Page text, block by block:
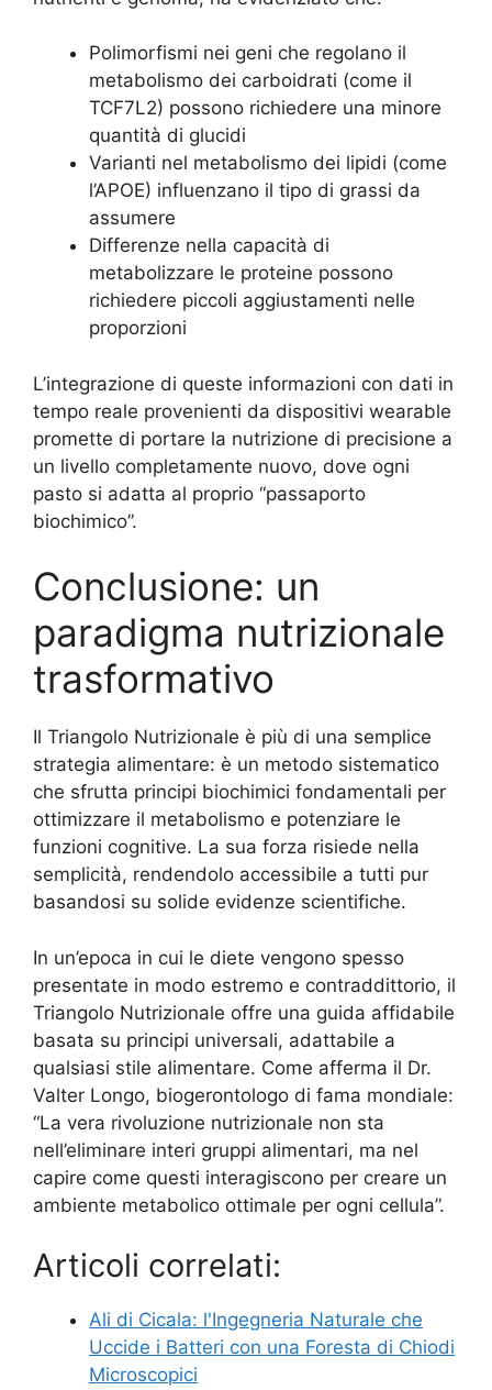
Polimorfismi nei geni che regolano il
metabolismo dei carboidrati (come il
TCF7L2) possono richiedere una minore
quantità di glucidi
Varianti nel metabolismo dei lipidi (come
l’APOE) influenzano il tipo di grassi da
assumere
Differenze nella capacità di
metabolizzare le proteine possono
richiedere piccoli aggiustamenti nelle
proporzioni
L’integrazione di queste informazioni con dati in
tempo reale provenienti da dispositivi wearable
promette di portare la nutrizione di precisione a
un livello completamente nuovo, dove ogni
pasto si adatta al proprio “passaporto
biochimico”.
Conclusione: un
paradigma nutrizionale
trasformativo
Il Triangolo Nutrizionale è più di una semplice
strategia alimentare: è un metodo sistematico
che sfrutta principi biochimici fondamentali per
ottimizzare il metabolismo e potenziare le
funzioni cognitive. La sua forza risiede nella
semplicità, rendendolo accessibile a tutti pur
basandosi su solide evidenze scientifiche.
In un’epoca in cui le diete vengono spesso
presentate in modo estremo e contraddittorio, il
Triangolo Nutrizionale offre una guida affidabile
basata su principi universali, adattabile a
qualsiasi stile alimentare. Come afferma il Dr.
Valter Longo, biogerontologo di fama mondiale:
“La vera rivoluzione nutrizionale non sta
nell’eliminare interi gruppi alimentari, ma nel
capire come questi interagiscono per creare un
ambiente metabolico ottimale per ogni cellula”.
Articoli correlati:
Ali di Cicala: l'Ingegneria Naturale che
Uccide i Batteri con una Foresta di Chiodi
Microscopici